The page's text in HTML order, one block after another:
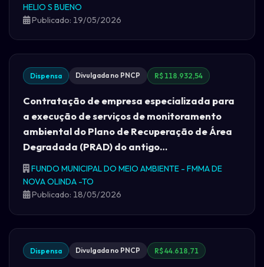
HELIO S BUENO
Publicado: 19/05/2026
Dispensa Divulgada no PNCP R$ 118.932,54
Contratação de empresa especializada para
a execução de serviços de monitoramento
ambiental do Plano de Recuperação de Área
Degradada (PRAD) do antigo…
FUNDO MUNICIPAL DO MEIO AMBIENTE - FMMA DE
NOVA OLINDA -TO
Publicado: 18/05/2026
Dispensa Divulgada no PNCP R$ 44.618,71